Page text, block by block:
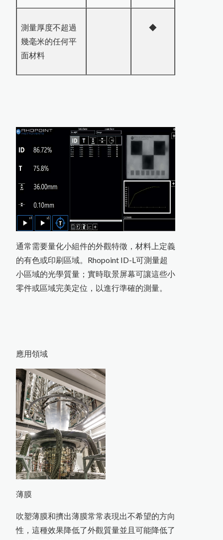
測量厚度不超過
幾毫米的任何平
面材料
◆
通常需要量化小組件的外觀特徵，材料上定義
的有色或印刷區域。Rhopoint ID-L可測量超
小區域的光學質量；實時取景屏幕可讓這些小
零件或區域完美定位，以進行準確的測量。
應用領域
薄膜
吹塑薄膜和擠出薄膜常常表現出不希望的方向
性，這種效果降低了外觀質量並且可能降低了